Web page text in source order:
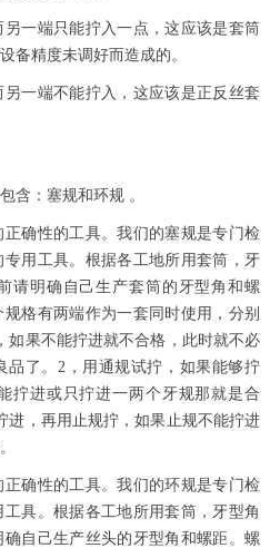
一端只能拧入一点，这应该是套筒
备精度未调好而造成的。
一端不能拧入，这应该是正反丝套
含：塞规和环规 。
确性的工具。我们的塞规是专门检
专用工具。根据各工地所用套筒，牙
请明确自己生产套筒的牙型角和螺
格有两端作为一套同时使用，分别
如果不能拧进就不合格，此时就不必
品了。2，用通规试拧，如果能够拧
拧进或只拧进一两个牙规那就是合
进，再用止规拧，如果止规不能拧进
确性的工具。我们的环规是专门检
具。根据各工地所用套筒，牙型角
自己生产丝头的牙型角和螺距。螺